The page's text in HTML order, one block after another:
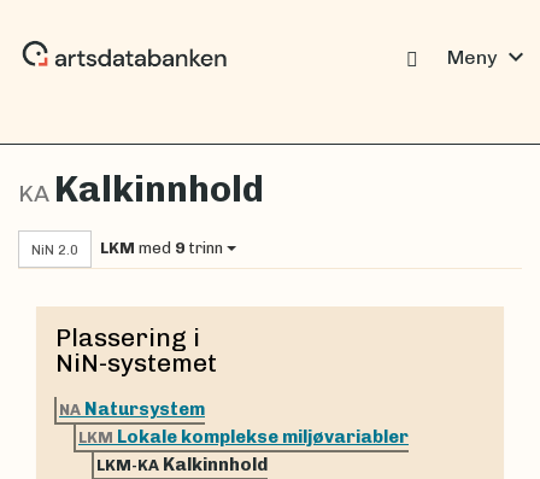
Meny expand_more
KA Kalkinnhold
NiN 2.0 LKM med 9 trinn
Plassering i
NiN-systemet
NA Natursystem
LKM Lokale komplekse miljøvariabler
LKM-KA Kalkinnhold